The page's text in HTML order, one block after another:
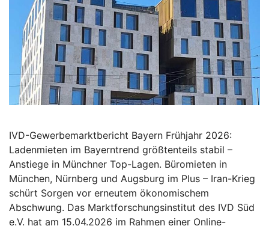
IVD-Gewerbemarktbericht Bayern Frühjahr 2026:
Ladenmieten im Bayerntrend größtenteils stabil –
Anstiege in Münchner Top-Lagen. Büromieten in
München, Nürnberg und Augsburg im Plus – Iran-Krieg
schürt Sorgen vor erneutem ökonomischem
Abschwung. Das Marktforschungsinstitut des IVD Süd
e.V. hat am 15.04.2026 im Rahmen einer Online-